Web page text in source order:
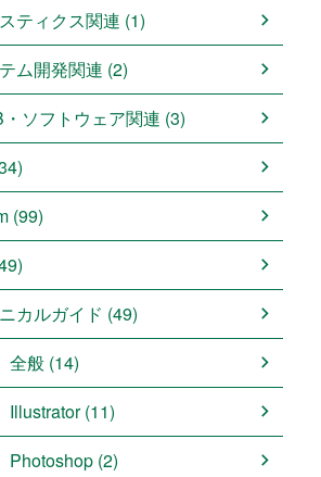
ティクス関連 (1)
ム開発関連 (2)
ソフトウェア関連 (3)
(99)
カルガイド (49)
全般 (14)
Illustrator (11)
Photoshop (2)